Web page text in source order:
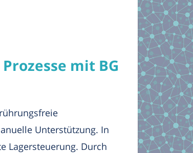
mit BG
Unterstützung. In
Lagersteuerung. Durch